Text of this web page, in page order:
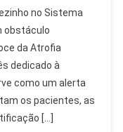
no Sistema
obstáculo
da Atrofia
dedicado à
como um alerta
os pacientes, as
[…]